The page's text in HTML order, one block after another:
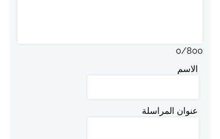
0/800
الاسم
عنوان المراسلة